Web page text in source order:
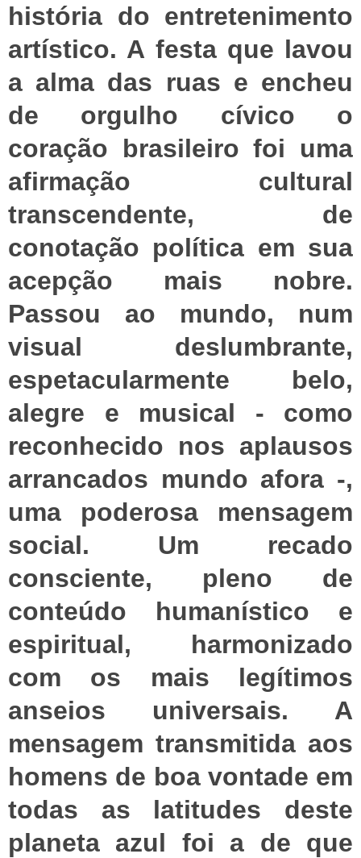
história do entretenimento
artístico. A festa que lavou
a alma das ruas e encheu
de orgulho cívico o
coração brasileiro foi uma
afirmação cultural
transcendente, de
conotação política em sua
acepção mais nobre.
Passou ao mundo, num
visual deslumbrante,
espetacularmente belo,
alegre e musical - como
reconhecido nos aplausos
arrancados mundo afora -,
uma poderosa mensagem
social. Um recado
consciente, pleno de
conteúdo humanístico e
espiritual, harmonizado
com os mais legítimos
anseios universais. A
mensagem transmitida aos
homens de boa vontade em
todas as latitudes deste
planeta azul foi a de que